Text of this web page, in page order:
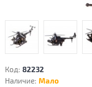
Код: 82232
Наличие: Мало